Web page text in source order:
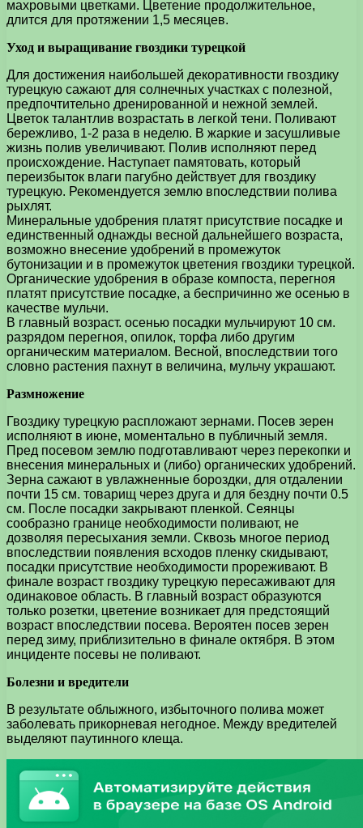
махровыми цветками. Цветение продолжительное,
длится для протяжении 1,5 месяцев.
Уход и выращивание гвоздики турецкой
Для достижения наибольшей декоративности гвоздику
турецкую сажают для солнечных участках с полезной,
предпочтительно дренированной и нежной землей.
Цветок талантлив возрастать в легкой тени. Поливают
бережливо, 1-2 раза в неделю. В жаркие и засушливые
жизнь полив увеличивают. Полив исполняют перед
происхождение. Наступает памятовать, который
переизбыток влаги пагубно действует для гвоздику
турецкую. Рекомендуется землю впоследствии полива
рыхлят.
Минеральные удобрения платят присутствие посадке и
единственный однажды весной дальнейшего возраста,
возможно внесение удобрений в промежуток
бутонизации и в промежуток цветения гвоздики турецкой.
Органические удобрения в образе компоста, перегноя
платят присутствие посадке, а беспричинно же осенью в
качестве мульчи.
В главный возраст. осенью посадки мульчируют 10 см.
разрядом перегноя, опилок, торфа либо другим
органическим материалом. Весной, впоследствии того
словно растения пахнут в величина, мульчу украшают.
Размножение
Гвоздику турецкую распложают зернами. Посев зерен
исполняют в июне, моментально в публичный земля.
Пред посевом землю подготавливают через перекопки и
внесения минеральных и (либо) органических удобрений.
Зерна сажают в увлажненные бороздки, для отдалении
почти 15 см. товарищ через друга и для бездну почти 0.5
см. После посадки закрывают пленкой. Сеянцы
сообразно границе необходимости поливают, не
дозволяя пересыхания земли. Сквозь многое период
впоследствии появления всходов пленку скидывают,
посадки присутствие необходимости прореживают. В
финале возраст гвоздику турецкую пересаживают для
одинаковое область. В главный возраст образуются
только розетки, цветение возникает для предстоящий
возраст впоследствии посева. Вероятен посев зерен
перед зиму, приблизительно в финале октября. В этом
инциденте посевы не поливают.
Болезни и вредители
В результате облыжного, избыточного полива может
заболевать прикорневая негодное. Между вредителей
выделяют паутинного клеща.